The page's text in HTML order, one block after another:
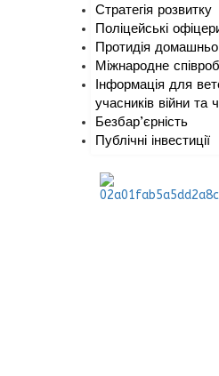
Стратегія розвитку
Поліцейські
Протидія
Міжнародне
Інформація для
учасників війни та
Безбар’єрність
Публічні інвестиції